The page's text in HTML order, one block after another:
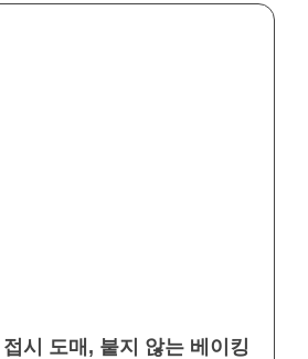
시 도매, 붙지 않는 베이킹